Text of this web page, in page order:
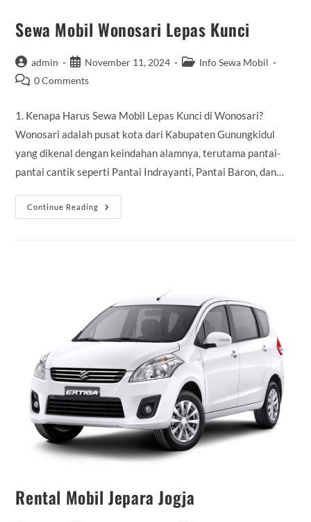
Sewa Mobil Wonosari Lepas Kunci
Post
author:
admin
Post
published:
November 11, 2024
PostInfo Sewa Mobil
Post0 Comments
1. Kenapa Harus Sewa Mobil Lepas Kunci di Wonosari?
Wonosari adalah pusat kota dari Kabupaten Gunungkidul
yang dikenal dengan keindahan alamnya, terutama pantai-
pantai cantik seperti Pantai Indrayanti, Pantai Baron, dan…
Continue Reading
Sewa
Mobil
Rental Mobil Jepara Jogja